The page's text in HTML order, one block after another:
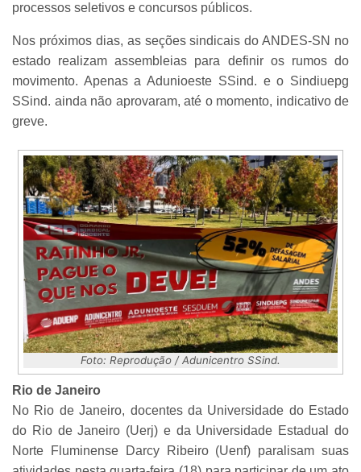
processos seletivos e concursos públicos.
Nos próximos dias, as seções sindicais do ANDES-SN no
estado realizam assembleias para definir os rumos do
movimento. Apenas a Adunioeste SSind. e o Sindiuepg
SSind. ainda não aprovaram, até o momento, indicativo de
greve.
Foto: Reprodução / Adunicentro SSind.
Rio de Janeiro
No Rio de Janeiro, docentes da Universidade do Estado
do Rio de Janeiro (Uerj) e da Universidade Estadual do
Norte Fluminense Darcy Ribeiro (Uenf) paralisam suas